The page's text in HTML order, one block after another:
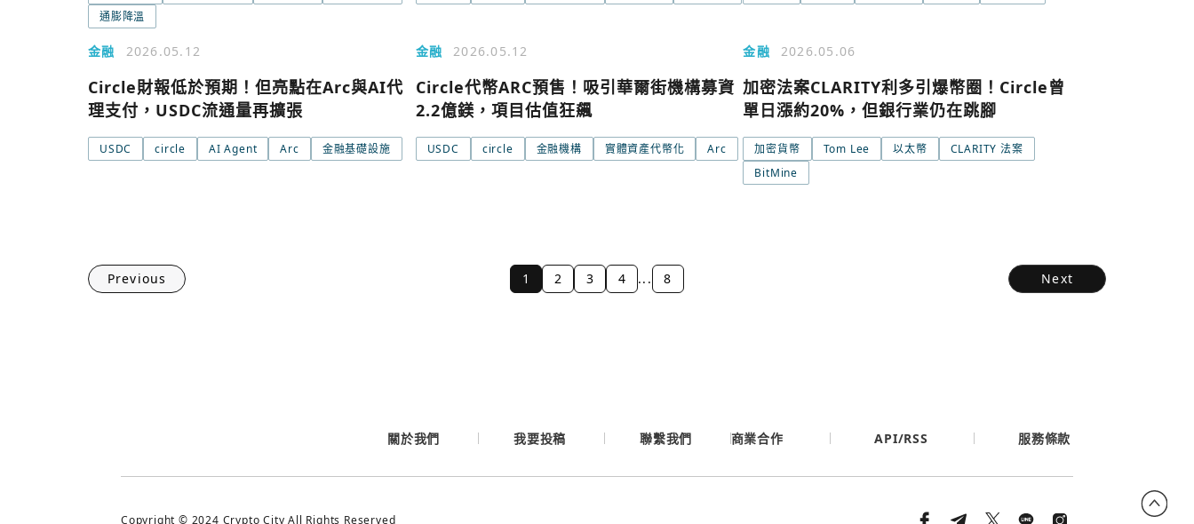
通膨降溫
金融 2026.05.12
Circle財報低於預期！但亮點在Arc與AI代
理支付，USDC流通量再擴張
USDC circle AI Agent Arc 金融基礎設施
金融 2026.05.12
Circle代幣ARC預售！吸引華爾街機構募資
2.2億鎂，項目估值狂飆
USDC circle 金融機構 實體資產代幣化 Arc
金融 2026.05.06
加密法案CLARITY利多引爆幣圈！Circle曾
單日漲約20%，但銀行業仍在跳腳
加密貨幣 Tom Lee 以太幣
CLARITY 法案
BitMine
Previous 1 2 3 4 ... 8 Next
今日熱門
Email
繼續表示您已同意 服務條款與隱私政策
關於我們 我要投稿 聯繫我們 商業合作 API/RSS 服務條款
Copyright © 2024 Crypto City All Rights Reserved